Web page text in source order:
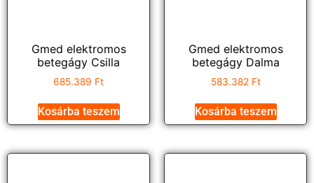
Gmed elektromos
betegágy Csilla
685.389 Ft
Kosárba teszem
Gmed elektromos
betegágy Dalma
583.382 Ft
Kosárba teszem